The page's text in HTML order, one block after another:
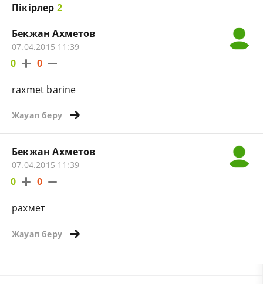
Пікірлер 2
Бекжан Ахметов
07.04.2015 11:39
0 0
raxmet barine
Жауап беру
Бекжан Ахметов
07.04.2015 11:39
0 0
рахмет
Жауап беру